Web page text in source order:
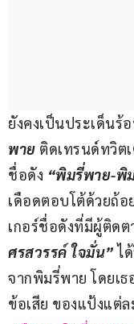
ยังคงเป็นประเด็น
พาย ติดเทรนด์ทวิต
ชื่อดัง “พิมรี่พาย-พิ
เดือดตอบโต้ด้วยถ้
เกอร์ชื่อดังที่มีผู้ติดต
ศรสวรรค์ ใจมั่น” ไ
จากพิมรี่พาย โดยเ
ข้อเสีย ของแป้งแต่ล